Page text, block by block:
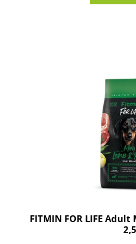
FITMIN FOR LIFE